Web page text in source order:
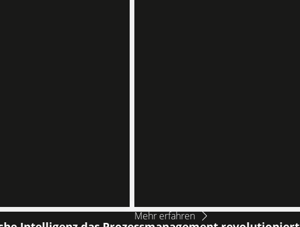
Mehr erfahren